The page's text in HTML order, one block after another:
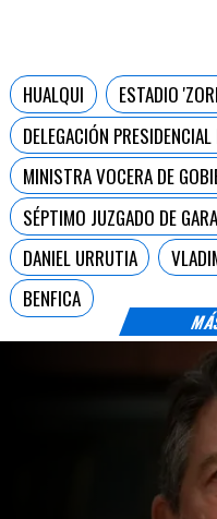
HUALQUI
ESTADIO
DELEGACIÓN
MINISTRA VOCERA DE
SÉPTIMO JUZGADO DE
DANIEL URRUTIA
BENFICA